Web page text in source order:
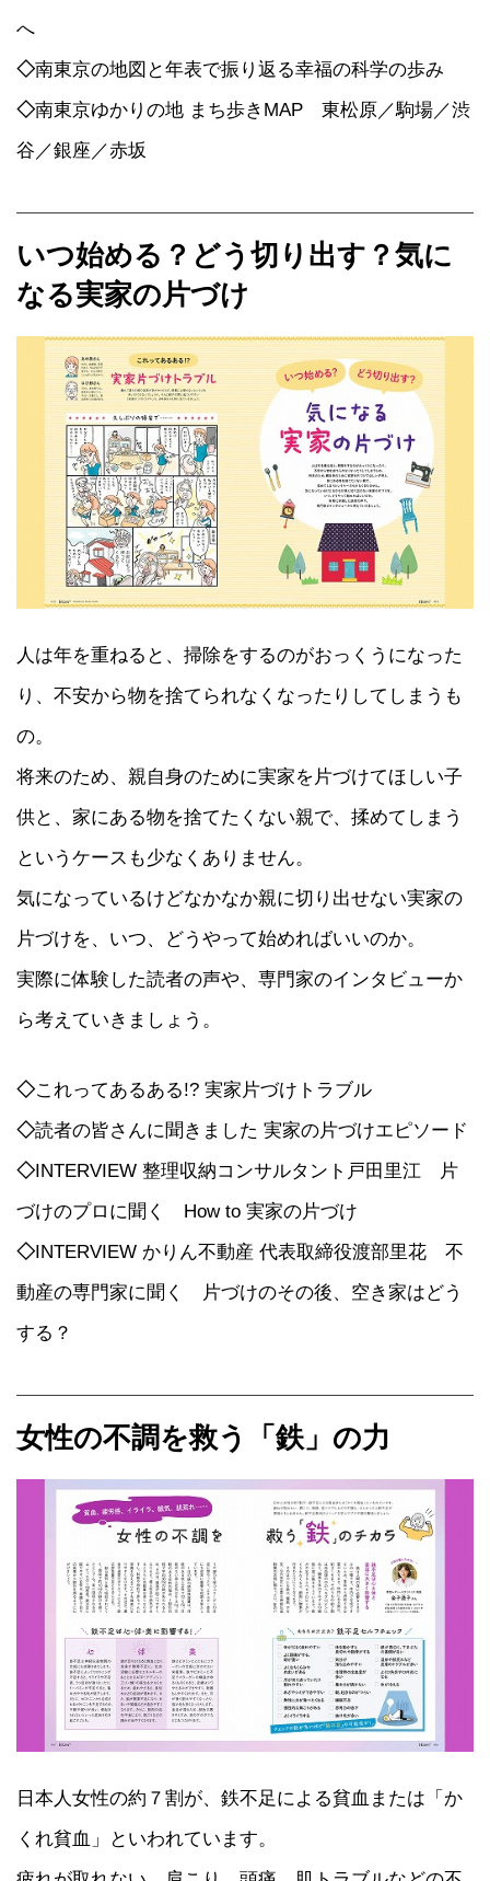
へ
◇南東京の地図と年表で振り返る幸福の科学の歩み
◇南東京ゆかりの地 まち歩きMAP 東松原／駒場／渋
谷／銀座／赤坂
いつ始める？どう切り出す？気に
なる実家の片づけ
人は年を重ねると、掃除をするのがおっくうになった
り、不安から物を捨てられなくなったりしてしまうも
の。
将来のため、親自身のために実家を片づけてほしい子
供と、家にある物を捨てたくない親で、揉めてしまう
というケースも少なくありません。
気になっているけどなかなか親に切り出せない実家の
片づけを、いつ、どうやって始めればいいのか。
実際に体験した読者の声や、専門家のインタビューか
ら考えていきましょう。
◇これってあるある!? 実家片づけトラブル
◇読者の皆さんに聞きました 実家の片づけエピソード
◇INTERVIEW 整理収納コンサルタント戸田里江 片
づけのプロに聞く How to 実家の片づけ
◇INTERVIEW かりん不動産 代表取締役渡部里花 不
動産の専門家に聞く 片づけのその後、空き家はどう
する？
女性の不調を救う「鉄」の力
日本人女性の約７割が、鉄不足による貧血または「か
くれ貧血」といわれています。